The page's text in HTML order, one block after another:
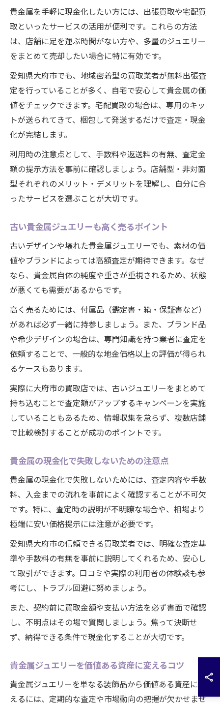
貴金属を手軽に現金化したい方には、出張買取や宅配買
取といったサービスの活用が便利です。これらの方法
は、店舗に足を運ぶ時間がない方や、多量のジュエリー
をまとめて売却したい場合に特に有効です。
愛知県大府市でも、地域密着型の買取業者が無料出張査
定を行っていることが多く、自宅で安心して貴金属の価
値をチェックできます。宅配買取の場合は、専用のキッ
トが送られてきて、梱包して発送するだけで査定・現金
化が完結します。
利用時の注意点として、手数料や返送料の有無、査定金
額の提示方法を事前に確認しましょう。店舗型・非対面
型それぞれのメリット・デメリットを理解し、自分に合
ったサービスを選ぶことが大切です。
古い貴金属ジュエリーも高く売るポイント
古いデザインや壊れた貴金属ジュエリーでも、素材の価
値やブランドによっては高額査定が期待できます。なぜ
なら、貴金属自体の純度や重さが重視されるため、状態
が悪くても需要があるからです。
高く売るためには、付属品（鑑定書・箱・保証書など）
があれば必ず一緒に持参しましょう。また、ブランド品
や希少デザインの場合は、専門知識を持つ業者に査定を
依頼することで、一般的な地金価格以上の評価が得られ
るケースもあります。
実際に大府市の買取店では、古いジュエリーをまとめて
持ち込むことで査定額がアップするキャンペーンを実施
していることもあるため、情報収集を怠らず、複数店舗
で比較検討することが成功のポイントです。
貴金属の現金化で失敗しないための注意点
貴金属の現金化で失敗しないためには、査定内容や手数
料、入金までの流れを事前によく確認することが不可欠
です。特に、査定時の説明が不明瞭な場合や、相場より
極端に安い価格提示には注意が必要です。
愛知県大府市の信頼できる買取業者では、明確な査定基
準や手数料の有無を事前に説明してくれるため、安心し
て取引ができます。口コミや実際の利用者の体験談も参
考にし、トラブル回避に努めましょう。
また、契約前に買取金額や支払い方法を必ず書面で確認
し、不明点はその場で質問しましょう。焦って決断せ
ず、納得できる条件で現金化することが大切です。
貴金属ジュエリーを価値ある資産に変えるコツ
貴金属ジュエリーを単なる装飾品から価値ある資産に変
えるには、定期的な査定や市場動向の把握が欠かせませ